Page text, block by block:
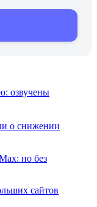
озвучены
о снижении
но без